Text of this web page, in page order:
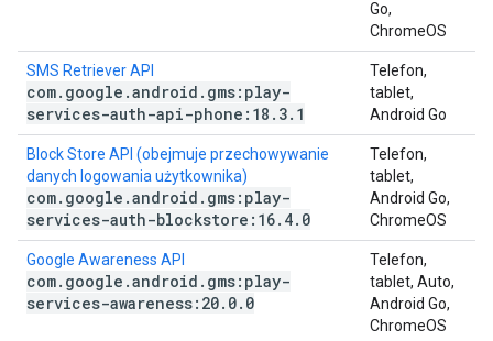
Go,
ChromeOS
SMS Retriever API
com. google .android . gms:play-
services-auth-api-phone:18 . 3. 1
Telefon,
tablet,
Android Go
Block Store API (obejmuje przechowywanie
danych logowania użytkownika)
com. google .android . gms:play-
services-auth-blockstore:16. 4. 0
Telefon,
tablet,
Android Go,
ChromeOS
Google Awareness API
com. google .android . gms:play-
services-awareness:20. 0. 0
Telefon,
tablet, Auto,
Android Go,
ChromeOS